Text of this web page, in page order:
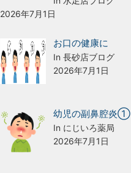
2026年7月1日
お口の健康に
In 長砂店ブログ
2026年7月1日
幼児の副鼻腔炎①
In にじいろ薬局
2026年7月1日